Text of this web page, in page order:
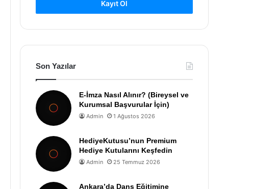
Kayıt Ol
Son Yazılar
E-İmza Nasıl Alınır? (Bireysel ve
Kurumsal Başvurular İçin)
Admin 1 Ağustos 2026
HediyeKutusu’nun Premium
Hediye Kutularını Keşfedin
Admin 25 Temmuz 2026
Ankara’da Dans Eğitimine